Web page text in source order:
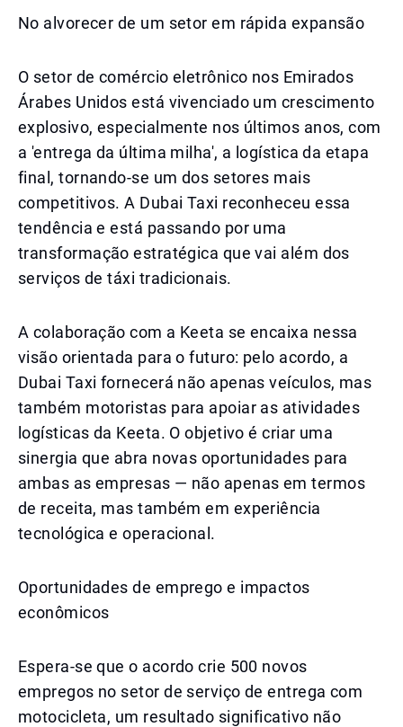
No alvorecer de um setor em rápida expansão
O setor de comércio eletrônico nos Emirados
Árabes Unidos está vivenciado um crescimento
explosivo, especialmente nos últimos anos, com
a 'entrega da última milha', a logística da etapa
final, tornando-se um dos setores mais
competitivos. A Dubai Taxi reconheceu essa
tendência e está passando por uma
transformação estratégica que vai além dos
serviços de táxi tradicionais.
A colaboração com a Keeta se encaixa nessa
visão orientada para o futuro: pelo acordo, a
Dubai Taxi fornecerá não apenas veículos, mas
também motoristas para apoiar as atividades
logísticas da Keeta. O objetivo é criar uma
sinergia que abra novas oportunidades para
ambas as empresas — não apenas em termos
de receita, mas também em experiência
tecnológica e operacional.
Oportunidades de emprego e impactos
econômicos
Espera-se que o acordo crie 500 novos
empregos no setor de serviço de entrega com
motocicleta, um resultado significativo não